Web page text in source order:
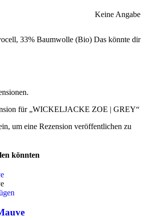
Keine Angabe
33% Baumwolle (Bio) Das könnte dir
für „WICKELJACKE ZOE | GREY“
um eine Rezension veröffentlichen zu
könnten